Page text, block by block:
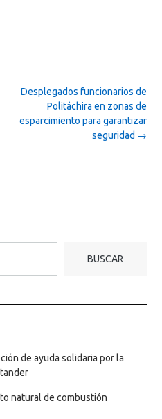
Desplegados funcionarios de
Politáchira en zonas de
esparcimiento para garantizar
seguridad →
BUSCAR
de ayuda solidaria por la
natural de combustión